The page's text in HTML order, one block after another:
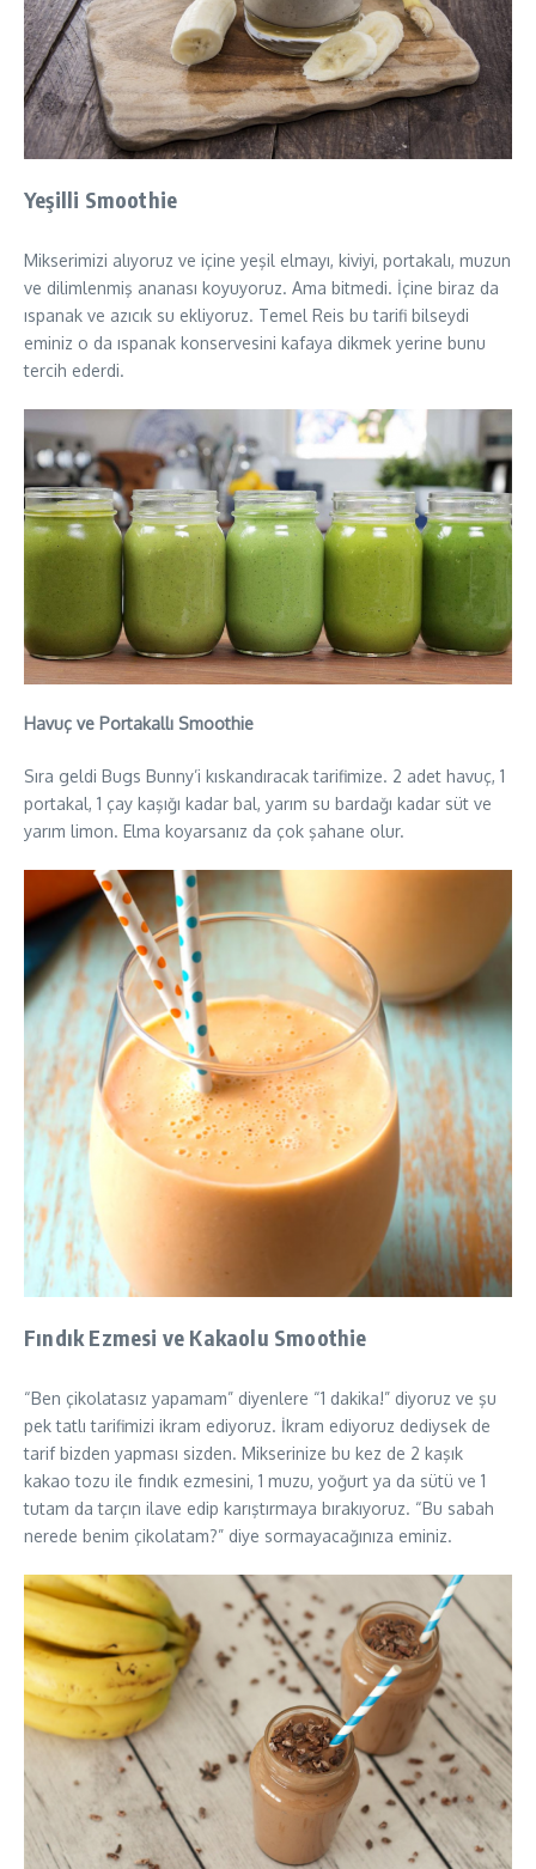
Yeşilli Smoothie
Mikserimizi alıyoruz ve içine yeşil elmayı, kiviyi, portakalı, muzun
ve dilimlenmiş ananası koyuyoruz. Ama bitmedi. İçine biraz da
ıspanak ve azıcık su ekliyoruz. Temel Reis bu tarifi bilseydi
eminiz o da ıspanak konservesini kafaya dikmek yerine bunu
tercih ederdi.
Havuç ve Portakallı Smoothie
Sıra geldi Bugs Bunny’i kıskandıracak tarifimize. 2 adet havuç, 1
portakal, 1 çay kaşığı kadar bal, yarım su bardağı kadar süt ve
yarım limon. Elma koyarsanız da çok şahane olur.
Fındık Ezmesi ve Kakaolu Smoothie
“Ben çikolatasız yapamam” diyenlere “1 dakika!” diyoruz ve şu
pek tatlı tarifimizi ikram ediyoruz. İkram ediyoruz dediysek de
tarif bizden yapması sizden. Mikserinize bu kez de 2 kaşık
kakao tozu ile fındık ezmesini, 1 muzu, yoğurt ya da sütü ve 1
tutam da tarçın ilave edip karıştırmaya bırakıyoruz. “Bu sabah
nerede benim çikolatam?” diye sormayacağınıza eminiz.